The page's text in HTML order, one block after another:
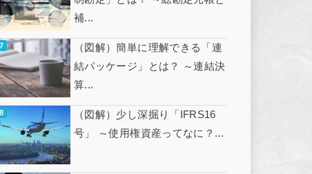
補...
（図解）簡単に理解できる「連
結パッケージ」とは？ ～連結決
算...
（図解）少し深掘り「IFRS16
号」 ～使用権資産ってなに？...